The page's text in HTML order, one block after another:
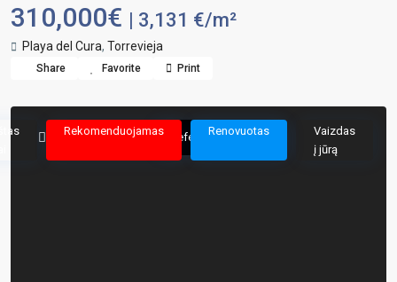
310,000€ | 3,131 €/m²
Playa del Cura, Torrevieja
Share Favorite Print
Rekomenduojamas Renovuotas
Vaizdas
į jūrą
Reference: 215159